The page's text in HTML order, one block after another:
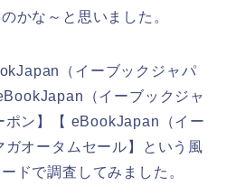
かな～と思いました。
（イーブックジャパ
（イーブックジャ
ポン】【 eBookJapan（イー
オータムセール】という風
ドで調査してみました。